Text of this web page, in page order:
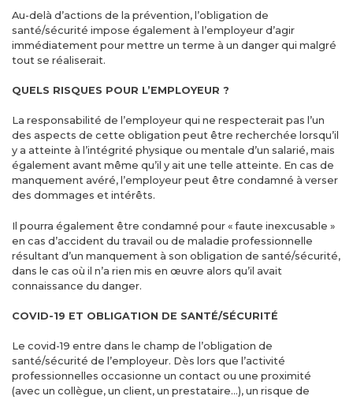
Au-delà d’actions de la prévention, l’obligation de
santé/sécurité impose également à l’employeur d’agir
immédiatement pour mettre un terme à un danger qui malgré
tout se réaliserait.
QUELS RISQUES POUR L’EMPLOYEUR ?
La responsabilité de l’employeur qui ne respecterait pas l’un
des aspects de cette obligation peut être recherchée lorsqu’il
y a atteinte à l’intégrité physique ou mentale d’un salarié, mais
également avant même qu’il y ait une telle atteinte. En cas de
manquement avéré, l’employeur peut être condamné à verser
des dommages et intérêts.
Il pourra également être condamné pour « faute inexcusable »
en cas d’accident du travail ou de maladie professionnelle
résultant d’un manquement à son obligation de santé/sécurité,
dans le cas où il n’a rien mis en œuvre alors qu’il avait
connaissance du danger.
COVID-19 ET OBLIGATION DE SANTÉ/SÉCURITÉ
Le covid-19 entre dans le champ de l’obligation de
santé/sécurité de l’employeur. Dès lors que l’activité
professionnelles occasionne un contact ou une proximité
(avec un collègue, un client, un prestataire…), un risque de